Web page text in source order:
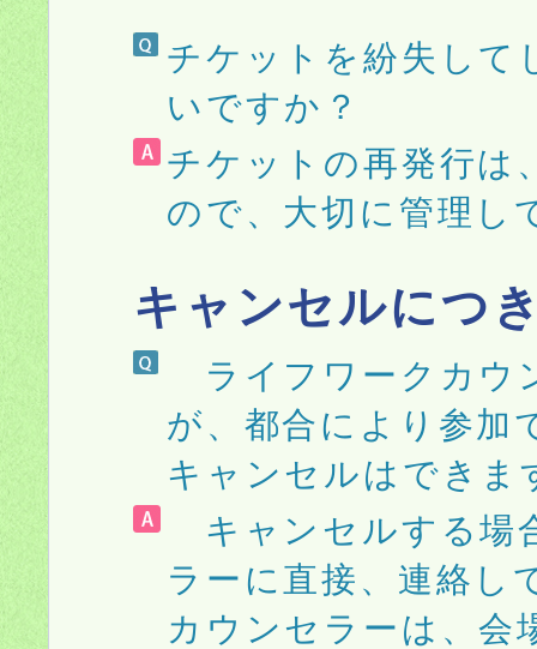
チケットを紛失して
いですか？
チケットの再発行は
ので、大切に管理し
キャンセルにつ
ライフワークカウ
が、都合により参加
キャンセルはできま
キャンセルする場
ラーに直接、連絡し
カウンセラーは、会